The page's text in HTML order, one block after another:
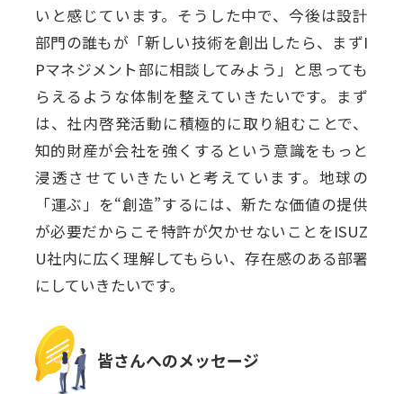
いと感じています。そうした中で、今後は設計
部門の誰もが「新しい技術を創出したら、まずI
Pマネジメント部に相談してみよう」と思っても
らえるような体制を整えていきたいです。まず
は、社内啓発活動に積極的に取り組むことで、
知的財産が会社を強くするという意識をもっと
浸透させていきたいと考えています。地球の
「運ぶ」を“創造”するには、新たな価値の提供
が必要だからこそ特許が欠かせないことをISUZ
U社内に広く理解してもらい、存在感のある部署
にしていきたいです。
皆さんへのメッセージ